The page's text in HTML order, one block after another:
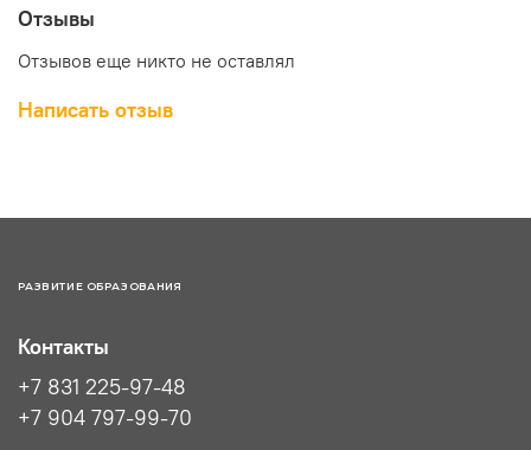
Отзывы
Отзывов еще никто не оставлял
Написать отзыв
РАЗВИТИЕ ОБРАЗОВАНИЯ
Контакты
+7 831 225-97-48
+7 904 797-99-70